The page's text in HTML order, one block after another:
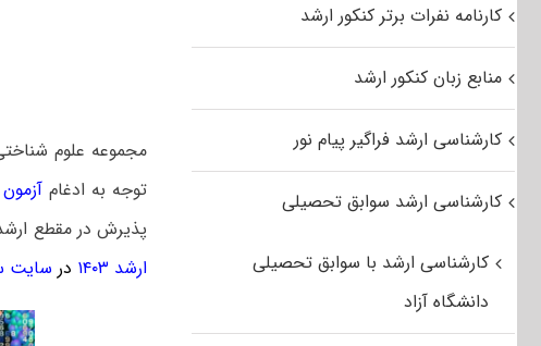
مجموعه علوم
توجه به ادغام
پذیرش در مقطع
ارشد ۱۴۰۳
در سایت
کارنامه نفرات برتر کنکور ارشد
منابع زبان کنکور ارشد
کارشناسی ارشد فراگیر پیام نور
کارشناسی ارشد سوابق تحصیلی
کارشناسی ارشد با سوابق تحصیلی
دانشگاه آزاد